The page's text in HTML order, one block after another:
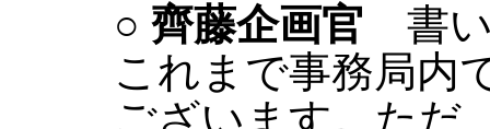
○齊藤企画官 書い
これまで事務局内
ございます。ただ